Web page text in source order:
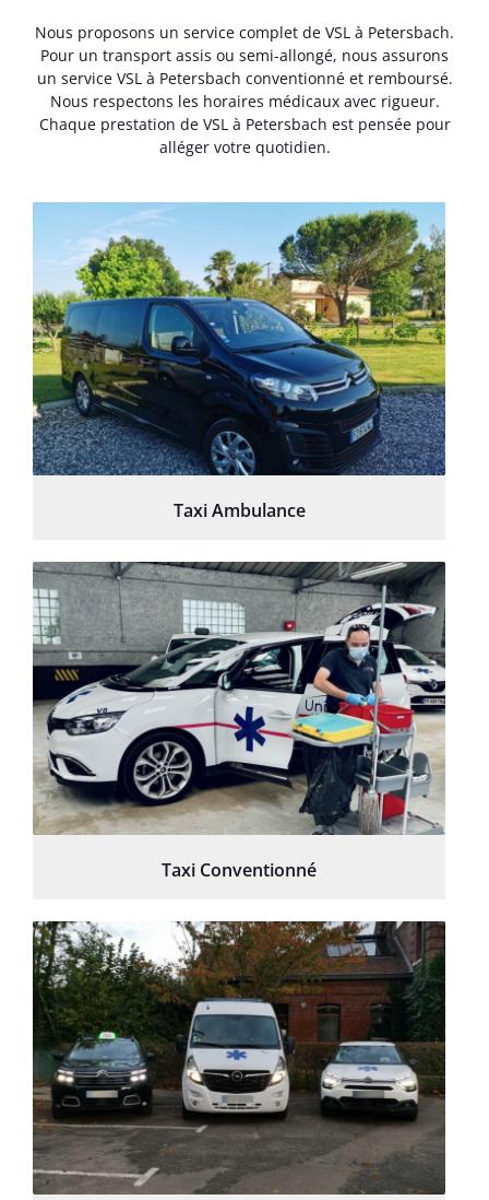
Nous proposons un service complet de VSL à Petersbach.
Pour un transport assis ou semi-allongé, nous assurons
un service VSL à Petersbach conventionné et remboursé.
Nous respectons les horaires médicaux avec rigueur.
Chaque prestation de VSL à Petersbach est pensée pour
alléger votre quotidien.
Taxi Ambulance
Taxi Conventionné